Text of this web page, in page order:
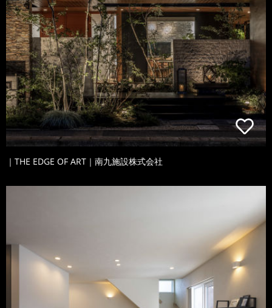
｜THE EDGE OF ART｜南九施設株式会社